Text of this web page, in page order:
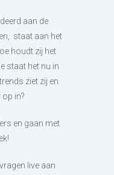
aan de
staat aan het
houdt zij het
staat het nu in
ziet zij en
op in?
en gaan met
live aan